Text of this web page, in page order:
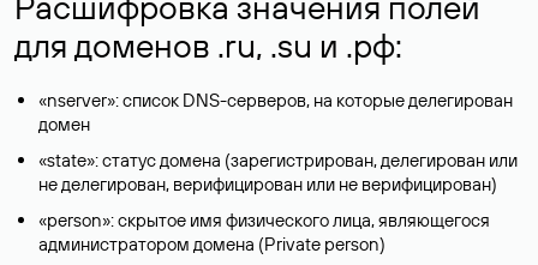
для доменов .ru, .su и .рф:
«nserver»: список DNS-серверов, на которые делегирован
домен
«state»: статус домена (зарегистрирован, делегирован или
не делегирован, верифицирован или не верифицирован)
«person»: скрытое имя физического лица, являющегося
администратором домена (Privatе person)